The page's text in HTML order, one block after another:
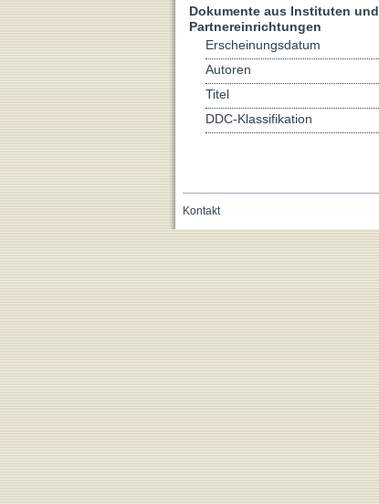
Dokumente aus Instituten und
Partnereinrichtungen
Erscheinungsdatum
Autoren
Titel
DDC-Klassifikation
Kontakt